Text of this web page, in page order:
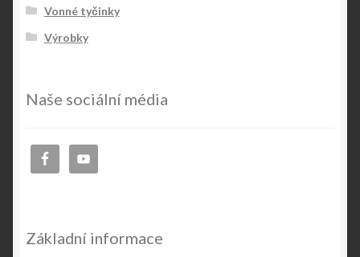
Vonné tyčinky
Výrobky
Naše sociální média
Základní informace